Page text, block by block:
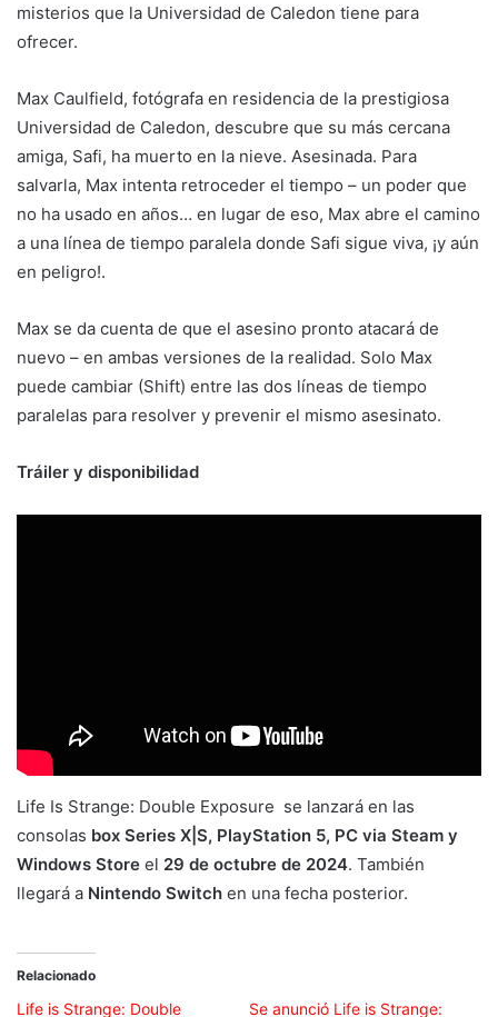
misterios que la Universidad de Caledon tiene para
ofrecer.
Max Caulfield, fotógrafa en residencia de la prestigiosa
Universidad de Caledon, descubre que su más cercana
amiga, Safi, ha muerto en la nieve. Asesinada. Para
salvarla, Max intenta retroceder el tiempo – un poder que
no ha usado en años… en lugar de eso, Max abre el camino
a una línea de tiempo paralela donde Safi sigue viva, ¡y aún
en peligro!.
Max se da cuenta de que el asesino pronto atacará de
nuevo – en ambas versiones de la realidad. Solo Max
puede cambiar (Shift) entre las dos líneas de tiempo
paralelas para resolver y prevenir el mismo asesinato.
Tráiler y disponibilidad
Life Is Strange: Double Exposure se lanzará en las
consolas box Series X|S, PlayStation 5, PC via Steam y
Windows Store el 29 de octubre de 2024. También
llegará a Nintendo Switch en una fecha posterior.
Relacionado
Life is Strange: Double
Se anunció Life is Strange: